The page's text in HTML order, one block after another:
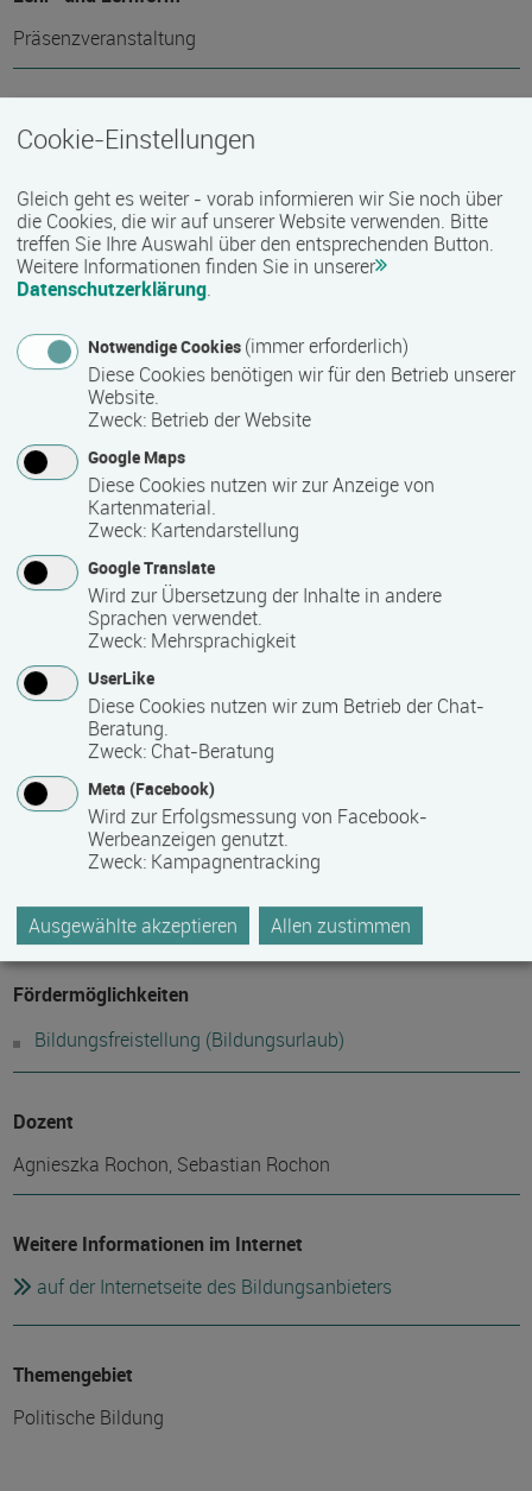
Präsenzveranstaltung
Teilnahmebestätigung / Zertifikat des Anbieters
Voraussichtliche Dauer
5 Tag(e)
Termin
07.09.2026 - 11.09.2026
Mindest­teilnehmer­anzahl
Maximale Teilnehmerzahl
Teilnahmegebühr
419,00 €
(wird nicht durch das Bildungsfreistellungsgesetz erstattet)
Anbieter eventuell auftretende Nebenkosten!
Fördermöglichkeiten
Bildungsfreistellung (Bildungsurlaub)
Dozent
Agnieszka Rochon, Sebastian Rochon
Weitere Informationen im Internet
auf der Internetseite des Bildungsanbieters
Themengebiet
Politische Bildung
Cookie-Einstellungen
Gleich geht es weiter - vorab informieren wir Sie noch über
die Cookies, die wir auf unserer Website verwenden. Bitte
treffen Sie Ihre Auswahl über den entsprechenden Button.
Weitere Informationen finden Sie in unserer
Datenschutzerklärung.
Notwendige Cookies (immer erforderlich)
Diese Cookies benötigen wir für den Betrieb unserer
Website.
Zweck: Betrieb der Website
Google Maps
Diese Cookies nutzen wir zur Anzeige von
Kartenmaterial.
Zweck: Kartendarstellung
Google Translate
Wird zur Übersetzung der Inhalte in andere
Sprachen verwendet.
Zweck: Mehrsprachigkeit
UserLike
Diese Cookies nutzen wir zum Betrieb der Chat-
Beratung.
Zweck: Chat-Beratung
Meta (Facebook)
Wird zur Erfolgsmessung von Facebook-
Werbeanzeigen genutzt.
Zweck: Kampagnentracking
Ausgewählte akzeptieren Allen zustimmen